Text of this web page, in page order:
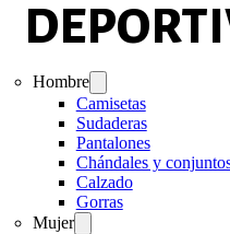
Hombre
Camisetas
Sudaderas
Pantalones
Chándales y
Calzado
Gorras
Mujer